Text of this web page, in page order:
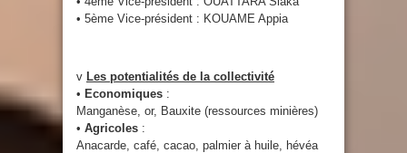
• 5ème Vice-président : KOUAME Appia
v Les potentialités de la collectivité
• Economiques :
Manganèse, or, Bauxite (ressources minières)
• Agricoles :
Anacarde, café, cacao, palmier à huile, hévéa